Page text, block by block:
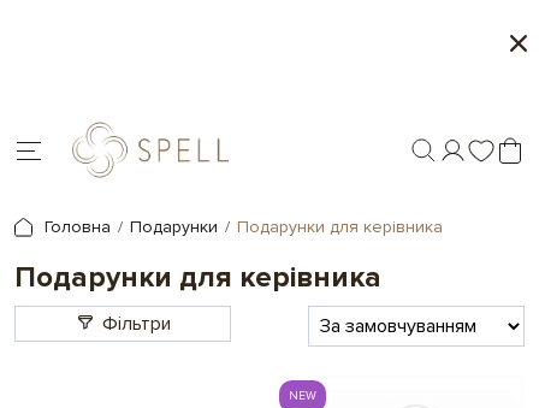
Головна Подарунки Подарунки для керівника
Подарунки для керівника
Фільтри
NEW